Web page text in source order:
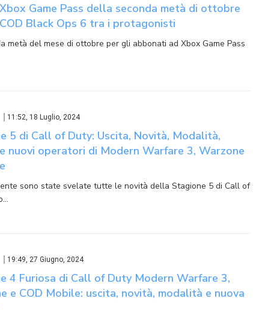
Game Pass della seconda metà di ottobre
Black Ops 6 tra i protagonisti
metà del mese di ottobre per gli abbonati ad Xbox Game Pass
11:52, 18 Luglio, 2024
5 di Call of Duty: Uscita, Novità, Modalità,
nuovi operatori di Modern Warfare 3, Warzone
sono state svelate tutte le novità della Stagione 5 di Call of
19:49, 27 Giugno, 2024
4 Furiosa di Call of Duty Modern Warfare 3,
e COD Mobile: uscita, novità, modalità e nuova